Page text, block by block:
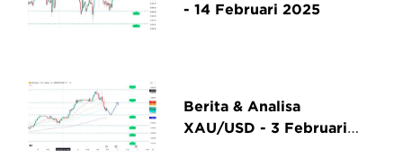
- 14 Februari 2025
Berita & Analisa
XAU/USD - 3 Februari